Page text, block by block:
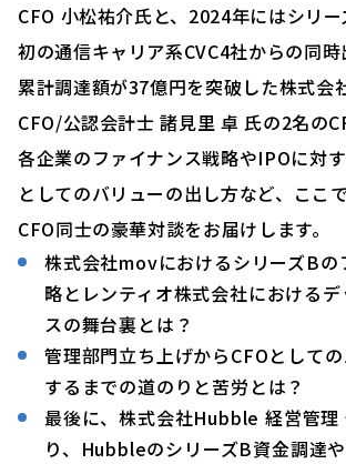
CFO 小松祐介氏と、2024年にはシリ
初の通信キャリア系CVC4社からの同時
累計調達額が37億円を突破した株式会
CFO/公認会計士 諸見里 卓 氏の2名の
各企業のファイナンス戦略やIPOに対
としてのバリューの出し方など、ここ
CFO同士の豪華対談をお届けします。
株式会社movにおけるシリーズBの
略とレンティオ株式会社における
スの舞台裏とは？
管理部門立ち上げからCFOとして
するまでの道のりと苦労とは？
最後に、株式会社Hubble 経営管理
り、HubbleのシリーズB資金調達